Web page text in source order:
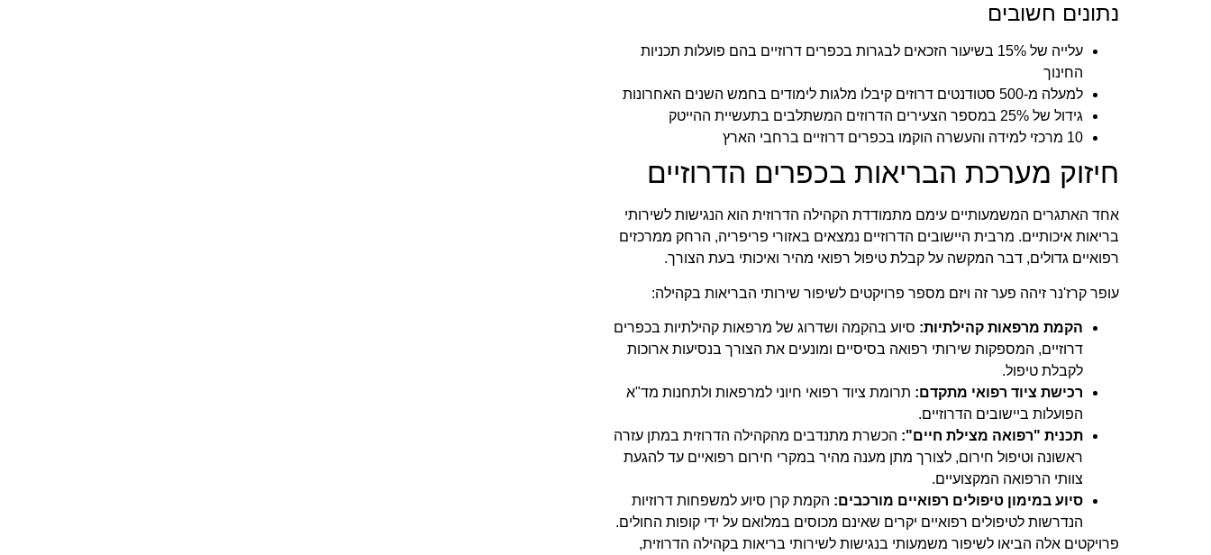
נתונים חשובים
עלייה של 15% בשיעור הזכאים לבגרות בכפרים דרוזיים בהם פועלות תכניות
החינוך
למעלה מ-500 סטודנטים דרוזים קיבלו מלגות לימודים בחמש השנים האחרונות
גידול של 25% במספר הצעירים הדרוזים המשתלבים בתעשיית ההייטק
10 מרכזי למידה והעשרה הוקמו בכפרים דרוזיים ברחבי הארץ
חיזוק מערכת הבריאות בכפרים הדרוזיים
אחד האתגרים המשמעותיים עימם מתמודדת הקהילה הדרוזית הוא הנגישות לשירותי
בריאות איכותיים. מרבית היישובים הדרוזיים נמצאים באזורי פריפריה, הרחק ממרכזים
רפואיים גדולים, דבר המקשה על קבלת טיפול רפואי מהיר ואיכותי בעת הצורך.
עופר קרז'נר זיהה פער זה ויזם מספר פרויקטים לשיפור שירותי הבריאות בקהילה:
הקמת מרפאות קהילתיות: סיוע בהקמה ושדרוג של מרפאות קהילתיות בכפרים
דרוזיים, המספקות שירותי רפואה בסיסיים ומונעים את הצורך בנסיעות ארוכות
לקבלת טיפול.
רכישת ציוד רפואי מתקדם: תרומת ציוד רפואי חיוני למרפאות ולתחנות מד"א
הפועלות ביישובים הדרוזיים.
תכנית "רפואה מצילת חיים": הכשרת מתנדבים מהקהילה הדרוזית במתן עזרה
ראשונה וטיפול חירום, לצורך מתן מענה מהיר במקרי חירום רפואיים עד להגעת
צוותי הרפואה המקצועיים.
סיוע במימון טיפולים רפואיים מורכבים: הקמת קרן סיוע למשפחות דרוזיות
הנדרשות לטיפולים רפואיים יקרים שאינם מכוסים במלואם על ידי קופות החולים.
פרויקטים אלה הביאו לשיפור משמעותי בנגישות לשירותי בריאות בקהילה הדרוזית,